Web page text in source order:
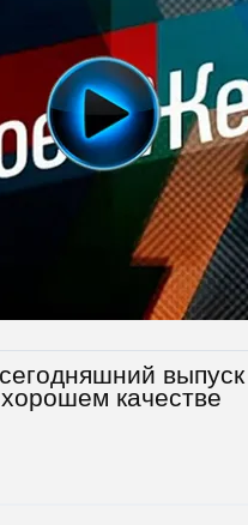
хорошем качестве